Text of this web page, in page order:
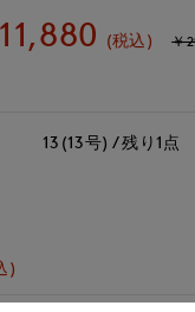
(税込) ￥
)
13(13号) 残り1点